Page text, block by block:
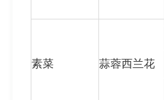
素菜 蒜蓉西兰花